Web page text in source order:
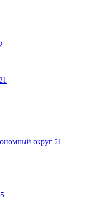
21
округ 21
5